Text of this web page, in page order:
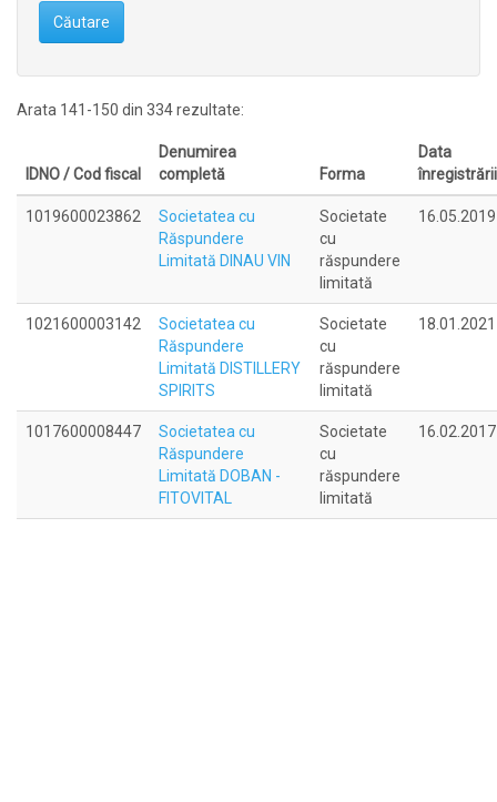
Căutare
Arata 141-150 din 334 rezultate:
IDNO / Cod fiscal
Denumirea
completă
Forma
Data
înregistrării
1019600023862
Societatea cu
Răspundere
Limitată DINAU VIN
Societate
cu
răspundere
limitată
16.05.2019
1021600003142
Societatea cu
Răspundere
Limitată DISTILLERY
SPIRITS
Societate
cu
răspundere
limitată
18.01.2021
1017600008447
Societatea cu
Răspundere
Limitată DOBAN -
FITOVITAL
Societate
cu
răspundere
limitată
16.02.2017